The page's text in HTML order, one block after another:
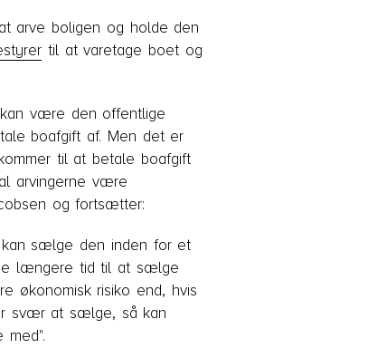
arve boligen og holde den
til at varetage boet og
være den offentlige
boafgift af. Men det er
til at betale boafgift
arvingerne være
og fortsætter:
sælge den inden for et
længere tid til at sælge
økonomisk risiko end, hvis
svær at sælge, så kan